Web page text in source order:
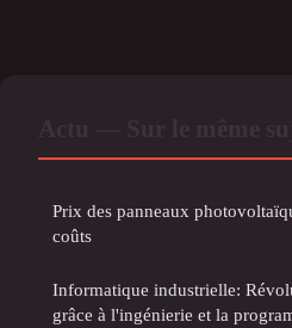
Prix des panneaux
coûts
Informatique industrielle:
grâce à l'ingénierie et la